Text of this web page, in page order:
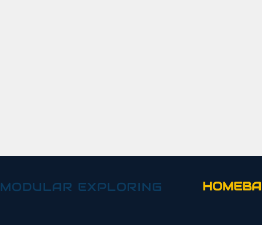
MODULAR EXPLORING